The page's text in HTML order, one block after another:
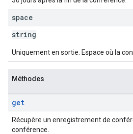
space
string
Uniquement en sortie. Espace où la
Méthodes
get
Récupère un enregistrement de
conférence.